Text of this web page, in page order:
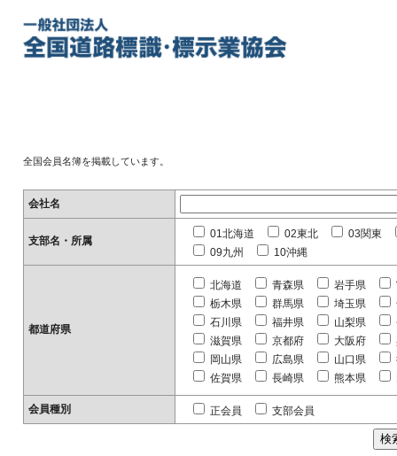
全国会員名簿を掲載しています。
会社名
支部名・所属
01北海道 02東北
03関東
09九州
10沖縄
都道府県
北海道 青森県 岩手県
栃木県
群馬県 埼玉県
石川県
福井県 山梨県
滋賀県
京都府 大阪府
岡山県
広島県 山口県
佐賀県
長崎県 熊本県
会員種別 正会員 支部会員